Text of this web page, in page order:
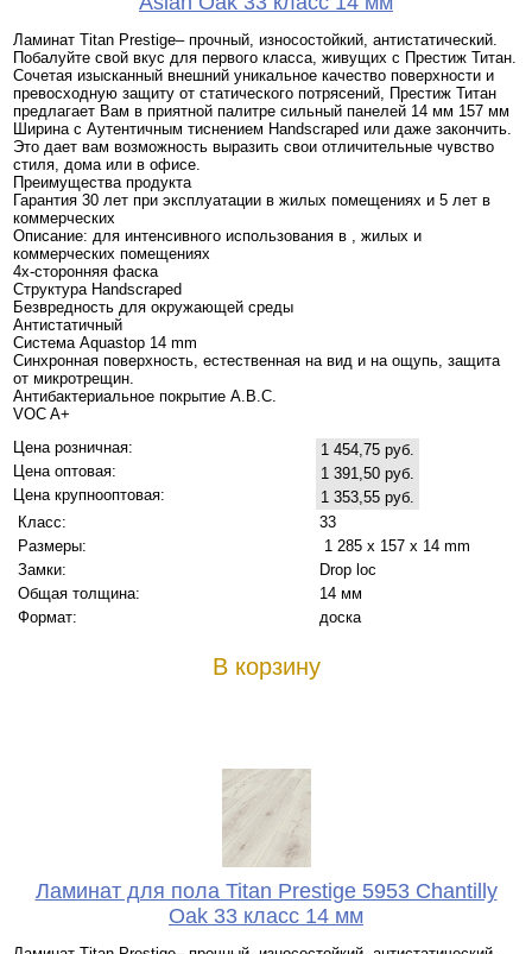
Ламинат Titan Prestige– прочный, износостойкий, антистатический.
Побалуйте свой вкус для первого класса, живущих с Престиж Титан.
Сочетая изысканный внешний уникальное качество поверхности и
превосходную защиту от статического потрясений, Престиж Титан
предлагает Вам в приятной палитре сильный панелей 14 мм 157 мм
Ширина с Аутентичным тиснением Handscraped или даже закончить.
Это дает вам возможность выразить свои отличительные чувство
стиля, дома или в офисе.
Преимущества продукта
Гарантия 30 лет при эксплуатации в жилых помещениях и 5 лет в
коммерческих
Описание: для интенсивного использования в , жилых и
коммерческих помещениях
4х-сторонняя фаска
Структура Handscraped
Безвредность для окружающей среды
Антистатичный
Система Aquastop 14 mm
Синхронная поверхность, естественная на вид и на ощупь, защита
от микротрещин.
Антибактериальное покрытие A.B.C.
VOC A+
Цена розничная:
1 454,75 руб.
Цена оптовая:
1 391,50 руб.
Цена крупнооптовая:
1 353,55 руб.
Класс:
33
Размеры:
1 285 x 157 x 14 mm
Замки:
Drop loc
Общая толщина:
14 мм
Формат:
доска
В корзину
Ламинат для пола Titan Prestige 5953 Chantilly
Oak 33 класс 14 мм